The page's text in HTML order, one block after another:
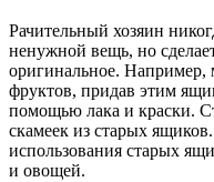
Рачительный хозяин
ненужной вещь, но
оригинальное. Например,
фруктов, придав этим
помощью лака и краски.
скамеек из старых
использования старых
и овощей.